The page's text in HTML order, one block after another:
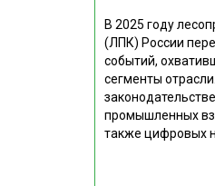
В 2025 году
(ЛПК) России
событий,
сегменты
промышленных
также цифровых